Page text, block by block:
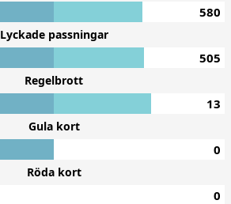
580
Lyckade passningar
505
Regelbrott
13
Gula kort
0
Röda kort
0